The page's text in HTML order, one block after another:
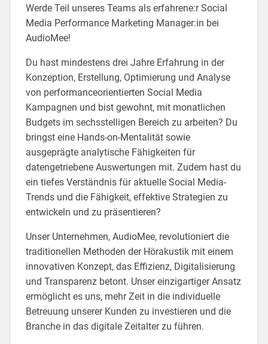
Werde Teil unseres Teams als erfahrene:r Social
Media Performance Marketing Manager:in bei
AudioMee!
Du hast mindestens drei Jahre Erfahrung in der
Konzeption, Erstellung, Optimierung und Analyse
von performanceorientierten Social Media
Kampagnen und bist gewohnt, mit monatlichen
Budgets im sechsstelligen Bereich zu arbeiten? Du
bringst eine Hands-on-Mentalität sowie
ausgeprägte analytische Fähigkeiten für
datengetriebene Auswertungen mit. Zudem hast du
ein tiefes Verständnis für aktuelle Social Media-
Trends und die Fähigkeit, effektive Strategien zu
entwickeln und zu präsentieren?
Unser Unternehmen, AudioMee, revolutioniert die
traditionellen Methoden der Hörakustik mit einem
innovativen Konzept, das Effizienz, Digitalisierung
und Transparenz betont. Unser einzigartiger Ansatz
ermöglicht es uns, mehr Zeit in die individuelle
Betreuung unserer Kunden zu investieren und die
Branche in das digitale Zeitalter zu führen.